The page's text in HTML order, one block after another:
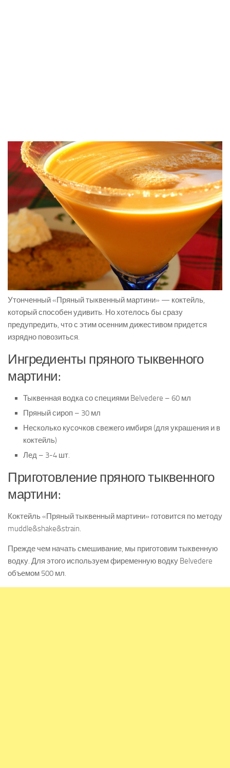
Утонченный «Пряный тыквенный мартини» — коктейль,
который способен удивить. Но хотелось бы сразу
предупредить, что с этим осенним дижестивом придется
изрядно повозиться.
Ингредиенты пряного тыквенного
мартини:
Тыквенная водка со специями Belvedere – 60 мл
Пряный сироп – 30 мл
Несколько кусочков свежего имбиря (для украшения и в
коктейль)
Лед – 3-4 шт.
Приготовление пряного тыквенного
мартини:
Коктейль «Пряный тыквенный мартини» готовится по методу
muddle&shake&strain.
Прежде чем начать смешивание, мы приготовим тыквенную
водку. Для этого используем фиременную водку Belvedere
объемом 500 мл.